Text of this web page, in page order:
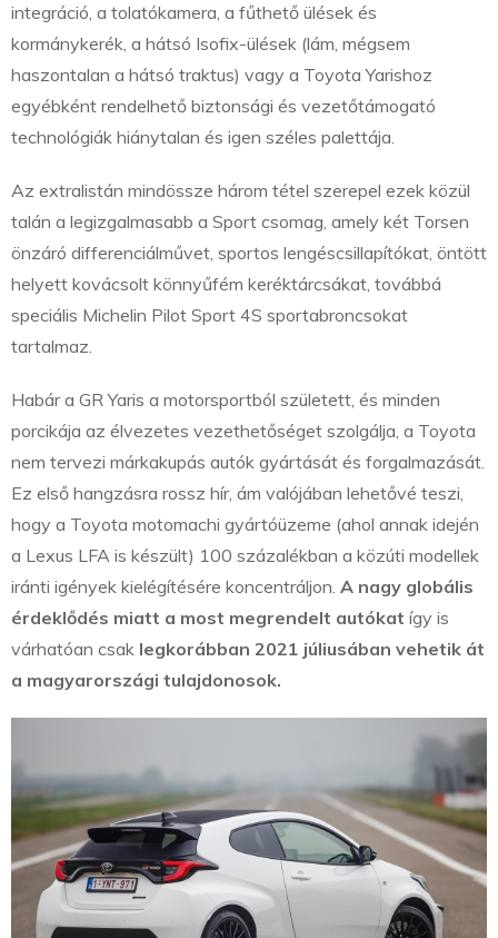
integráció, a tolatókamera, a fűthető ülések és
kormánykerék, a hátsó Isofix-ülések (lám, mégsem
haszontalan a hátsó traktus) vagy a Toyota Yarishoz
egyébként rendelhető biztonsági és vezetőtámogató
technológiák hiánytalan és igen széles palettája.
Az extralistán mindössze három tétel szerepel ezek közül
talán a legizgalmasabb a Sport csomag, amely két Torsen
önzáró differenciálművet, sportos lengéscsillapítókat, öntött
helyett kovácsolt könnyűfém keréktárcsákat, továbbá
speciális Michelin Pilot Sport 4S sportabroncsokat
tartalmaz.
Habár a GR Yaris a motorsportból született, és minden
porcikája az élvezetes vezethetőséget szolgálja, a Toyota
nem tervezi márkakupás autók gyártását és forgalmazását.
Ez első hangzásra rossz hír, ám valójában lehetővé teszi,
hogy a Toyota motomachi gyártóüzeme (ahol annak idején
a Lexus LFA is készült) 100 százalékban a közúti modellek
iránti igények kielégítésére koncentráljon. A nagy globális
érdeklődés miatt a most megrendelt autókat így is
várhatóan csak legkorábban 2021 júliusában vehetik át
a magyarországi tulajdonosok.